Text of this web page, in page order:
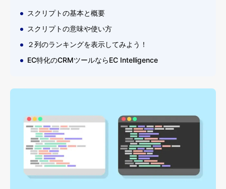
スクリプトの基本と概要
スクリプトの意味や使い方
２列のランキングを表示してみよう！
EC特化のCRMツールならEC Intelligence